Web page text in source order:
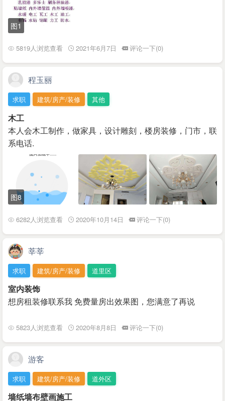
图1
5819人浏览查看 2021年6月7日 评论一下(0)
程玉丽
求职 建筑/房产/装修 其他
木工
本人会木工制作，做家具，设计雕刻，楼房装修，门市，联
系电话.
图8
6282人浏览查看 2020年10月14日 评论一下(0)
莘莘
求职 建筑/房产/装修 道里区
室内装饰
想房租装修联系我 免费量房出效果图，您满意了再说
5823人浏览查看 2020年8月8日 评论一下(0)
游客
求职 建筑/房产/装修 道外区
墙纸墙布壁画施工